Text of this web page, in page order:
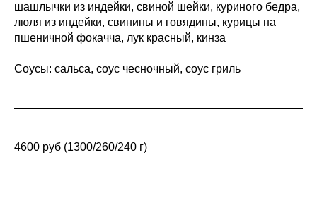
шашлычки из индейки, свиной шейки, куриного бедра,
люля из индейки, свинины и говядины, курицы на
пшеничной фокачча, лук красный, кинза
Соусы: сальса, соус чесночный, соус гриль
4600 руб (1300/260/240 г)